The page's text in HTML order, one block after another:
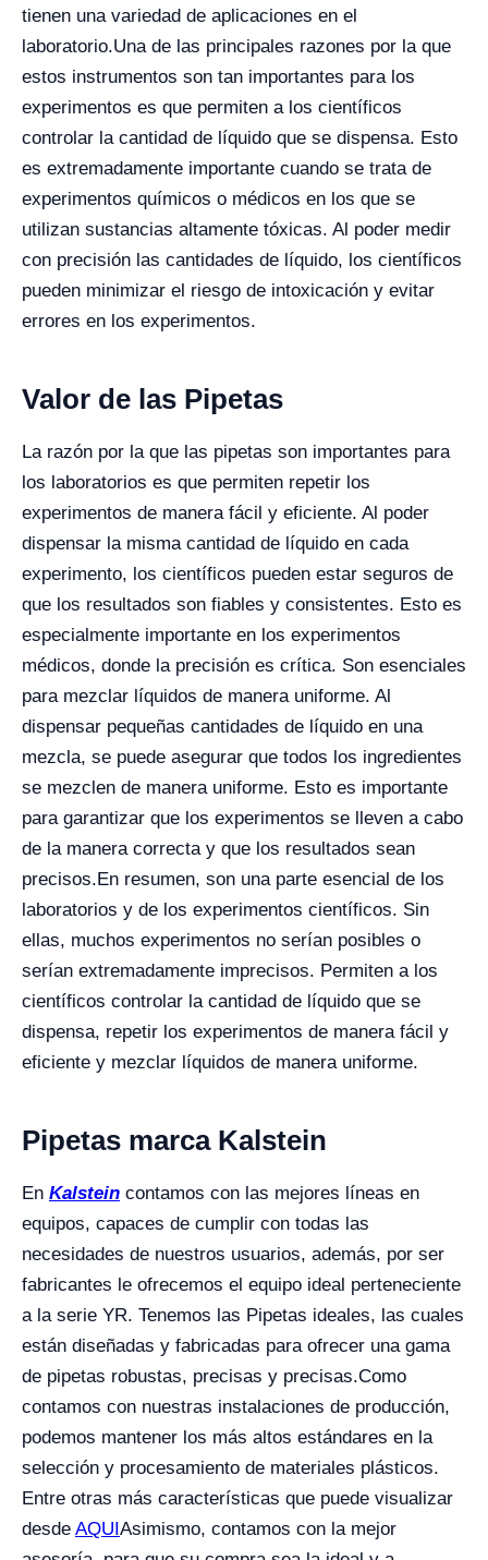
tienen una variedad de aplicaciones en el
laboratorio.Una de las principales razones por la que
estos instrumentos son tan importantes para los
experimentos es que permiten a los científicos
controlar la cantidad de líquido que se dispensa. Esto
es extremadamente importante cuando se trata de
experimentos químicos o médicos en los que se
utilizan sustancias altamente tóxicas. Al poder medir
con precisión las cantidades de líquido, los científicos
pueden minimizar el riesgo de intoxicación y evitar
errores en los experimentos.
Valor de las Pipetas
La razón por la que las pipetas son importantes para
los laboratorios es que permiten repetir los
experimentos de manera fácil y eficiente. Al poder
dispensar la misma cantidad de líquido en cada
experimento, los científicos pueden estar seguros de
que los resultados son fiables y consistentes. Esto es
especialmente importante en los experimentos
médicos, donde la precisión es crítica. Son esenciales
para mezclar líquidos de manera uniforme. Al
dispensar pequeñas cantidades de líquido en una
mezcla, se puede asegurar que todos los ingredientes
se mezclen de manera uniforme. Esto es importante
para garantizar que los experimentos se lleven a cabo
de la manera correcta y que los resultados sean
precisos. En resumen, son una parte esencial de los
laboratorios y de los experimentos científicos. Sin
ellas, muchos experimentos no serían posibles o
serían extremadamente imprecisos. Permiten a los
científicos controlar la cantidad de líquido que se
dispensa, repetir los experimentos de manera fácil y
eficiente y mezclar líquidos de manera uniforme.
Pipetas marca Kalstein
En Kalstein contamos con las mejores líneas en
equipos, capaces de cumplir con todas las
necesidades de nuestros usuarios, además, por ser
fabricantes le ofrecemos el equipo ideal perteneciente
a la serie YR. Tenemos las Pipetas ideales, las cuales
están diseñadas y fabricadas para ofrecer una gama
de pipetas robustas, precisas y precisas.Como
contamos con nuestras instalaciones de producción,
podemos mantener los más altos estándares en la
selección y procesamiento de materiales plásticos.
Entre otras más características que puede visualizar
desde AQUI Asimismo, contamos con la mejor